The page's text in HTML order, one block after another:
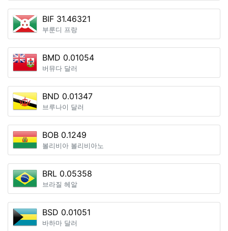
BIF 31.46321
부룬디 프랑
BMD 0.01054
버뮤다 달러
BND 0.01347
브루나이 달러
BOB 0.1249
볼리비아 볼리비아노
BRL 0.05358
브라질 헤알
BSD 0.01051
바하마 달러